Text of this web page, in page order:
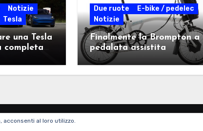
Notizie
Tesla
una Tesla
completa
Due ruote
E-bike / pedelec
Notizie
Finalmente la Brompton a
pedalata assistita
acconsenti al loro utilizzo.